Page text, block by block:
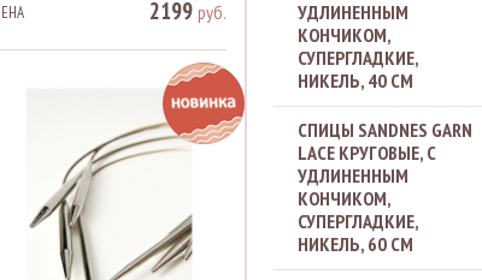
УДЛИНЕННЫМ
КОНЧИКОМ,
СУПЕРГЛАДКИЕ,
НИКЕЛЬ, 40 СМ
СПИЦЫ SANDNES GARN
LACE КРУГОВЫЕ, С
УДЛИНЕННЫМ
КОНЧИКОМ,
СУПЕРГЛАДКИЕ,
НИКЕЛЬ, 60 СМ
2199 руб.